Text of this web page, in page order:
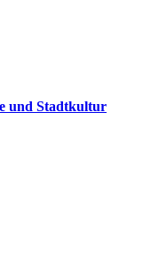
und Stadtkultur